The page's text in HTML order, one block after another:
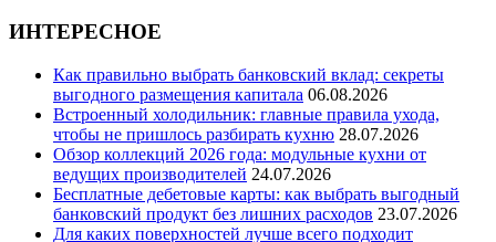
ИНТЕРЕСНОЕ
Как правильно выбрать банковский вклад: секреты
выгодного размещения капитала 06.08.2026
Встроенный холодильник: главные правила ухода,
чтобы не пришлось разбирать кухню 28.07.2026
Обзор коллекций 2026 года: модульные кухни от
ведущих производителей 24.07.2026
Бесплатные дебетовые карты: как выбрать выгодный
банковский продукт без лишних расходов 23.07.2026
Для каких поверхностей лучше всего подходит